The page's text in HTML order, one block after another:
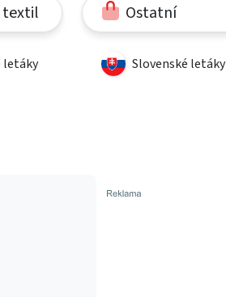
textil Ostatní
letáky Slovenské letáky